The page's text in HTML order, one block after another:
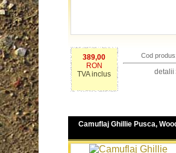
389,00
RON
TVA inclus
Cod
detalii
Camuflaj Ghillie Pusca,